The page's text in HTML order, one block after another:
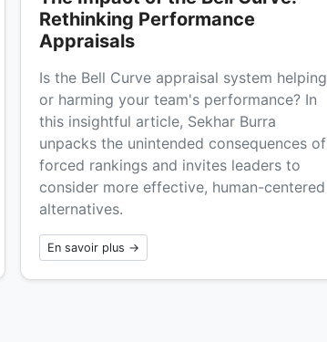
Rethinking Performance
Appraisals
Is the Bell Curve appraisal system helping
or harming your team's performance? In
this insightful article, Sekhar Burra
unpacks the unintended consequences of
forced rankings and invites leaders to
consider more effective, human-centered
alternatives.
En savoir plus →